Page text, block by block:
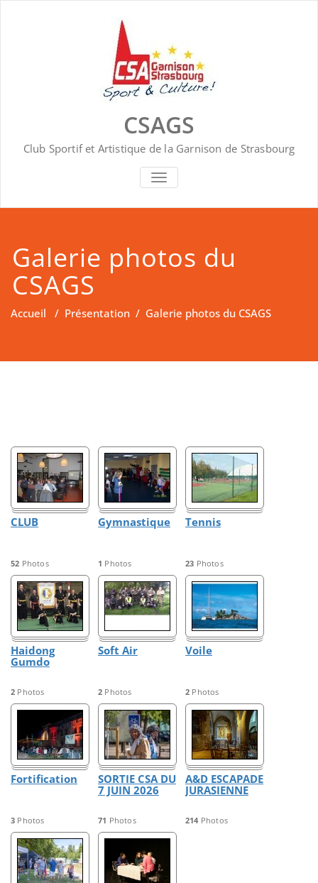
CSAGS
Club Sportif et Artistique de la Garnison de Strasbourg
AFFICHER/MASQUER LA
Galerie photos du
CSAGS
Accueil / Présentation / Galerie photos du CSAGS
CLUB
52 Photos
Gymnastique
1 Photos
Tennis
23 Photos
Haidong
Gumdo
2 Photos
Soft Air
2 Photos
Voile
2 Photos
Fortification
3 Photos
SORTIE CSA DU
7 JUIN 2026
71 Photos
A&D ESCAPADE
JURASIENNE
214 Photos